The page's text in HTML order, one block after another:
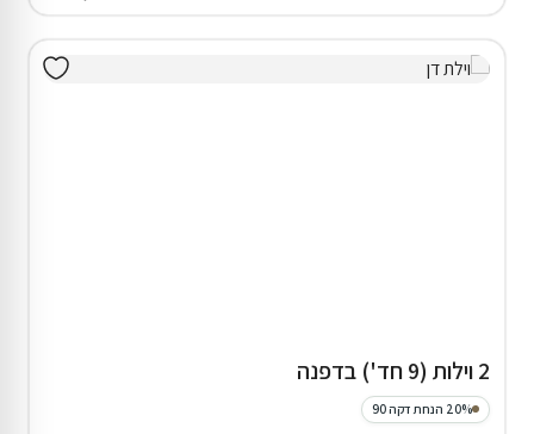
2 וילות (9 חד') בדפנה
20% הנחת דקה 90